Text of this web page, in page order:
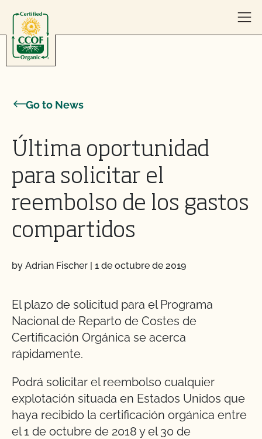
Go to News
Última oportunidad
para solicitar el
reembolso de los gastos
compartidos
by Adrian Fischer | 1 de octubre de 2019
El plazo de solicitud para el Programa
Nacional de Reparto de Costes de
Certificación Orgánica se acerca
rápidamente.
Podrá solicitar el reembolso cualquier
explotación situada en Estados Unidos que
haya recibido la certificación orgánica entre
el 1 de octubre de 2018 y el 30 de